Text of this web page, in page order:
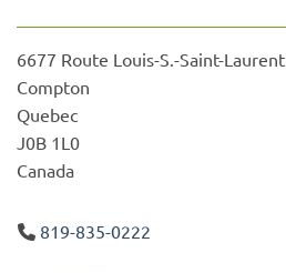
6677 Route Louis-S.-Saint-Laurent
Compton
Quebec
J0B 1L0
Canada
819-835-0222